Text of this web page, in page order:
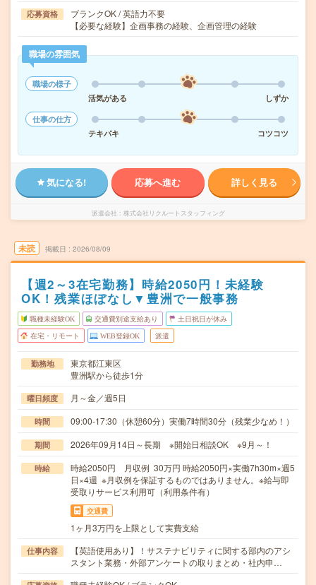
応募資格
ブランクOK / 英語力不要
【必要な経験】企画事務の経験、企画管理の経験
職場の雰囲気
職場の様子
活気がある
しずか
仕事の仕方
テキパキ
コツコツ
気になる! 応募へ進む 詳しく見る
派遣会社 株式会社リクルートスタッフィング
未読 掲載日 2026/08/09
【週2～3在宅勤務】時給2050円！未経験
OK！残業ほぼなし▼豊洲で一般事務
職種未経験OK 交通費別途支給あり 土日祝日が休み
在宅・リモート WEB登録OK 派遣
勤務地
東京都江東区
豊洲駅から徒歩1分
曜日頻度 月～金／週5日
時間 09:00-17:30（休憩60分）実働7時間30分（残業少なめ！）
期間 2026年09月14日～長期 ※開始日相談OK ※9月～！
時給
時給2050円 月収例 30万円 時給2050円×実働7h30m×週5
日×4週 ※月収例を保証するものではありません。※給与即
受取りサービス利用可（利用条件有）
交通費
1ヶ月3万円を上限として実費支給
仕事内容
【英語使用あり】！サステナビリティに関する部内のアシ
スタント業務・外部アンケートの取りまとめ・社内申…